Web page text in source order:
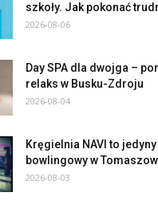
szkoły. Jak pokonać
2026-08-06
Day SPA dla dwojga –
relaks w Busku-Zdroju
2026-08-04
Kręgielnia NAVI to
bowlingowy w
2026-08-03